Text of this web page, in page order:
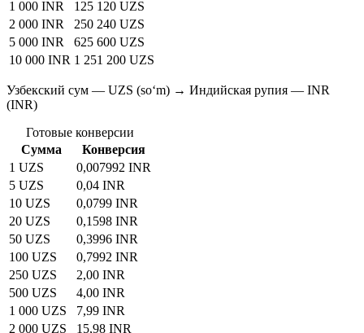
1 000 INR
125 120 UZS
2 000 INR
250 240 UZS
5 000 INR
625 600 UZS
10 000 INR 1 251 200 UZS
Узбекский сум — UZS (soʻm) → Индийская рупия — INR
(INR)
Готовые конверсии
Сумма
Конверсия
1 UZS
0,007992 INR
5 UZS
0,04 INR
10 UZS
0,0799 INR
20 UZS
0,1598 INR
50 UZS
0,3996 INR
100 UZS
0,7992 INR
250 UZS
2,00 INR
500 UZS
4,00 INR
1 000 UZS
7,99 INR
2 000 UZS
15,98 INR